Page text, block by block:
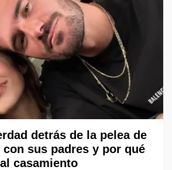
detrás de la pelea de
sus padres y por qué
casamiento